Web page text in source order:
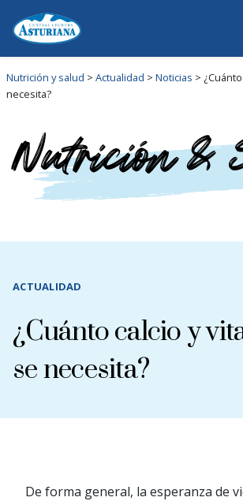
Nutrición y salud > Actualidad > Noticias >
necesita?
ACTUALIDAD
¿Cuánto calcio y
se necesita?
De forma general, la esperanza de